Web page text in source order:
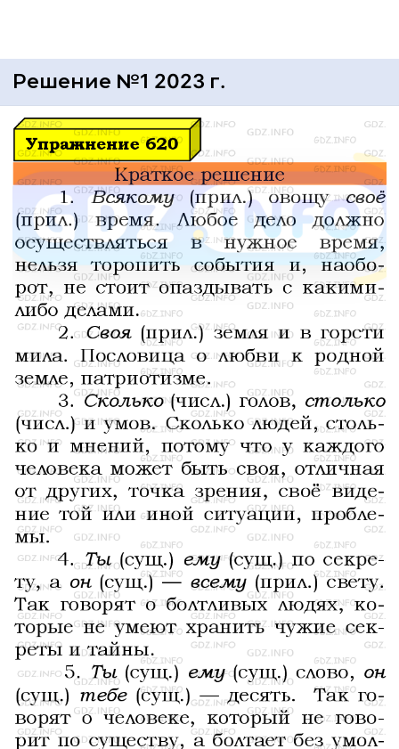
Решение №1 2023 г.